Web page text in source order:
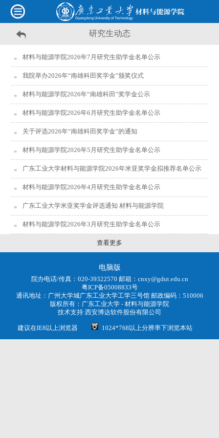
研究生动态
材料与能源学院2026年7月研究生助学金名单公示
我院举办2026年“南雄科田奖学金”颁奖仪式
材料与能源学院2026年“南雄科田”奖学金公示
材料与能源学院2026年6月研究生助学金名单公示
关于评选2026年“南雄科田奖学金”的通知
材料与能源学院2026年5月研究生助学金名单公示
广东工业大学材料与能源学院2026年米亚奖学金拟推荐名单公示
材料与能源学院2026年4月研究生助学金名单公示
广东工业大学米亚奖学金评选通知 材料与能源学院
材料与能源学院2026年3月研究生助学金名单公示
查看更多
电脑版
院办电话/传真：020-39322570 邮箱：cnxy@gdut.edu.cn
粤ICP备05008833号
通讯地址：广州大学城广东工业大学工学三号馆 邮政编码：510006
版权所有： 广东工业大学 - 材料与能源学院
技术支持:西安博达软件股份有限公司
建议在IE8以上浏览器 1024*768以上分辨率下浏览本站